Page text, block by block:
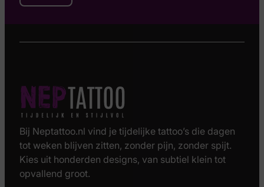
Bij Neptattoo.nl vind je tijdelijke tattoo’s die dagen
tot weken blijven zitten, zonder pijn, zonder spijt.
Kies uit honderden designs, van subtiel klein tot
opvallend groot.